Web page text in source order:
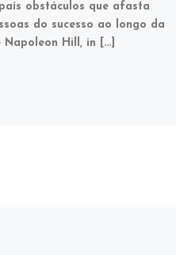
obstáculos que afasta
do sucesso ao longo da
Napoleon Hill, in […]